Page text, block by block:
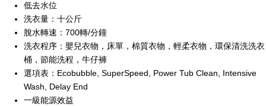
低去水位
洗衣量：十公斤
脫水轉速：700轉/分鐘
洗衣程序：嬰兒衣物，床單，棉質衣物，輕柔衣物，環保清洗洗衣
桶，節能洗程，牛仔褲
選項表：Ecobubble, SuperSpeed, Power Tub Clean, Intensive
Wash, Delay End
一級能源效益